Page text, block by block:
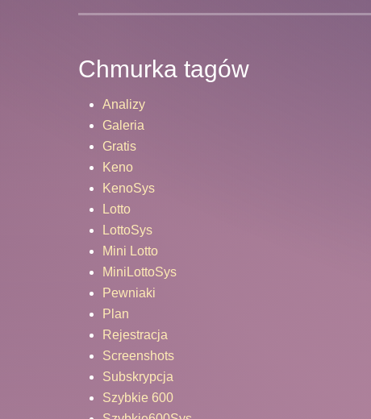
Chmurka tagów
Analizy
Galeria
Gratis
Keno
KenoSys
Lotto
LottoSys
Mini Lotto
MiniLottoSys
Pewniaki
Plan
Rejestracja
Screenshots
Subskrypcja
Szybkie 600